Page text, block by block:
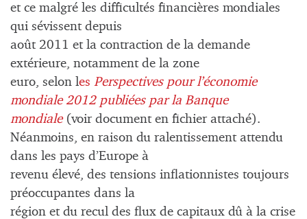
et ce malgré les difficultés financières mondiales
qui sévissent depuis
août 2011 et la contraction de la demande
extérieure, notamment de la zone
euro, selon les Perspectives pour l’économie
mondiale 2012publiées par la Banque
mondiale (voir document en fichier attaché).
Néanmoins, en raison du ralentissement attendu
dans les pays d’Europe à
revenu élevé, des tensions inflationnistes toujours
préoccupantes dans la
région et du recul des flux de capitaux dû à la crise